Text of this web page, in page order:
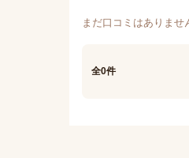
まだ口コミはありませ
全0件